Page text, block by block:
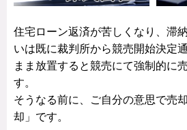
住宅ローン返済が苦しくなり、滞
いは既に裁判所から競売開始決定
まま放置すると競売にて強制的に
す。
そうなる前に、ご自分の意思で売
却」です。